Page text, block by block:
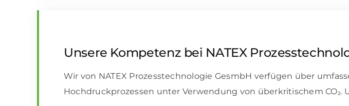
Unsere Kompetenz bei NATEX
Wir von NATEX Prozesstechnologie GesmbH verfügen über
Hochdruckprozessen unter Verwendung von überkritischem CO₂.